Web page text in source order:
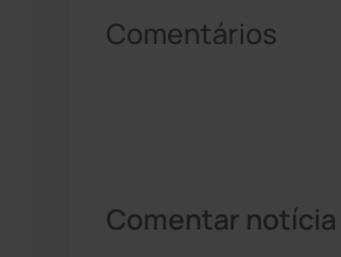
Comentários
Comentar notícia